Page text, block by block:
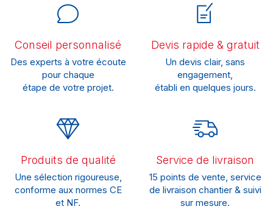
Conseil personnalisé
Des experts à votre écoute
pour chaque
étape de votre projet.
Devis rapide & gratuit
Un devis clair, sans
engagement,
établi en quelques jours.
Produits de qualité
Une sélection rigoureuse,
conforme aux normes CE
et NF.
Service de livraison
15 points de vente, service
de livraison chantier & suivi
sur mesure.